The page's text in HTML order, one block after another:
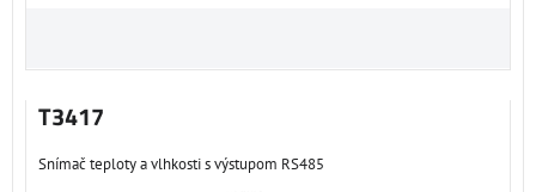
T3417
Snímač teploty a vlhkosti s výstupom RS485